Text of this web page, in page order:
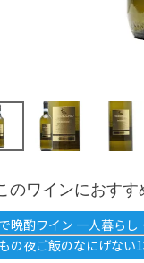
のワインにおすす
晩酌ワイン 一人暮ら
の夜ご飯のなにげない